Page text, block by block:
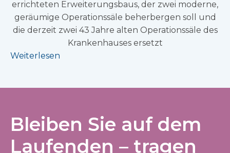
errichteten Erweiterungsbaus, der zwei moderne,
geräumige Operationssäle beherbergen soll und
die derzeit zwei 43 Jahre alten Operationssäle des
Krankenhauses ersetzt
Weiterlesen
Bleiben Sie auf dem
Laufenden – tragen